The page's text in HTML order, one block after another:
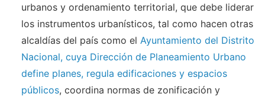
urbanos y ordenamiento territorial, que debe liderar
los instrumentos urbanísticos, tal como hacen otras
alcaldías del país como el Ayuntamiento del Distrito
Nacional, cuya Dirección de Planeamiento Urbano
define planes, regula edificaciones y espacios
públicos, coordina normas de zonificación y